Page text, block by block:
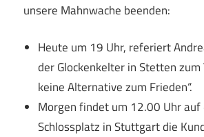
unsere Mahnwache beenden:
Heute um 19 Uhr, referiert
der Glockenkelter in Stetten zum
keine Alternative zum Frieden“.
Morgen findet um 12.00 Uhr auf
Schlossplatz in Stuttgart die